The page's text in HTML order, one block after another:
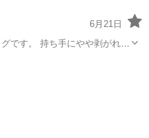
6月21日
です。 持ち手にやや剥がれが